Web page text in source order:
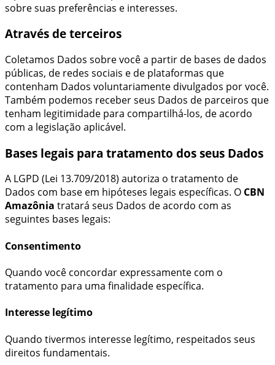
sobre suas preferências e interesses.
Através de terceiros
Coletamos Dados sobre você a partir de bases de dados
públicas, de redes sociais e de plataformas que
contenham Dados voluntariamente divulgados por você.
Também podemos receber seus Dados de parceiros que
tenham legitimidade para compartilhá-los, de acordo
com a legislação aplicável.
Bases legais para tratamento dos seus Dados
A LGPD (Lei 13.709/2018) autoriza o tratamento de
Dados com base em hipóteses legais específicas. O CBN
Amazônia tratará seus Dados de acordo com as
seguintes bases legais:
Consentimento
Quando você concordar expressamente com o
tratamento para uma finalidade específica.
Interesse legítimo
Quando tivermos interesse legítimo, respeitados seus
direitos fundamentais.